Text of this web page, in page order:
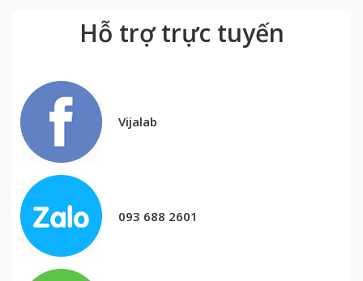
Hỗ trợ trực tuyến
Vijalab
093 688 2601